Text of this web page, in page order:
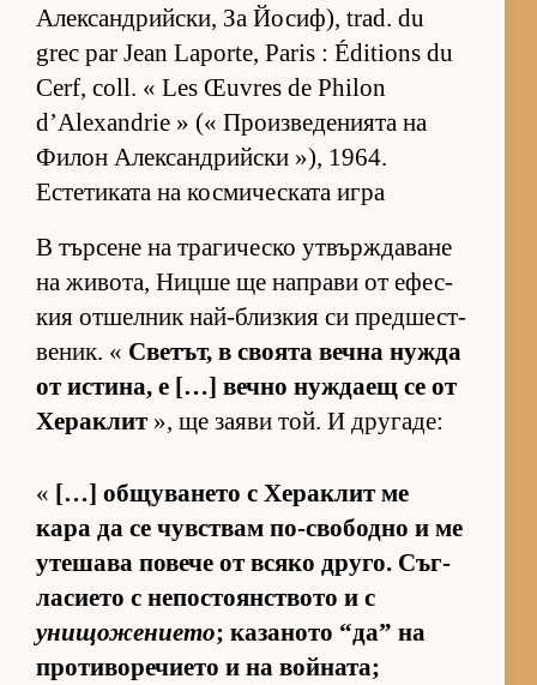
Алек­сан­д­рийс­ки, За Йо­сиф), trad. du
grec par Jean Laporte, Paris : Éditions du
Cerf, coll. « Les Œuvres de Philon
d’Alexandrie » (« Про­из­ве­де­ни­ята на
Фи­лон Алек­сан­д­рийски »), 1964.
Естетиката на космическата игра
В тър­сене на тра­ги­ческо ут­вър­ж­да­ване
на жи­во­та, Ницше ще нап­рави от ефес­
кия от­шел­ник най-близ­кия си пред­шес­т­
ве­ник. « Све­тът, в сво­ята вечна нужда
от ис­ти­на, е […] вечно нуж­даещ се от
Хе­рак­лит », ще за­яви той. И дру­га­де:
« […] об­щу­ва­нето с Хе­рак­лит ме
кара да се чув­с­т­вам по-сво­бодно и ме
уте­шава по­вече от всяко дру­го. Съг­
ла­си­ето с не­пос­то­ян­с­т­вото и с
унищожението; ка­за­ното “да” на
про­ти­во­ре­чи­ето и на вой­на­та;